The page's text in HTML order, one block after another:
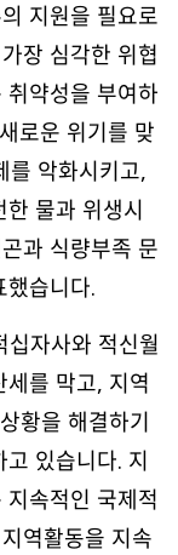
지원을 필요로
장 심각한 위협
약성을 부여하
로운 위기를 맞
를 악화시키고,
물과 위생시
과 식량부족 문
했습니다.
십자사와 적신월
를 막고, 지역
황을 해결하기
있습니다. 지
속적인 국제적
역활동을 지속